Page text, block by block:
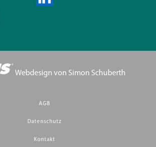
Webdesign von Simon Schuberth
AGB
Datenschutz
Kontakt